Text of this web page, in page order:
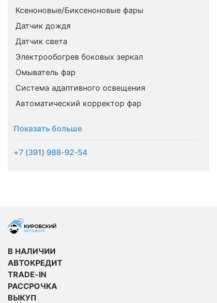
Ксеноновые/Биксеноновые фары
Датчик дождя
Датчик света
Электрообогрев боковых зеркал
Омыватель фар
Система адаптивного освещения
Автоматический корректор фар
Показать больше
+7 (391) 988-92-54
В НАЛИЧИИ
АВТОКРЕДИТ
TRADE-IN
РАССРОЧКА
ВЫКУП